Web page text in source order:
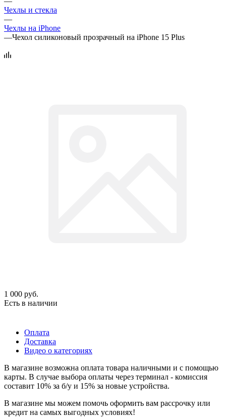
Чехлы и стекла
—
Чехлы на iPhone
—Чехол силиконовый прозрачный на iPhone 15 Plus
1 000 руб.
Есть в наличии
Оплата
Доставка
Видео о категориях
В магазине возможна оплата товара наличными и с помощью
карты. В случае выбора оплаты через терминал - комиссия
составит 10% за б/у и 15% за новые устройства.
В магазине мы можем помочь оформить вам рассрочку или
кредит на самых выгодных условиях!